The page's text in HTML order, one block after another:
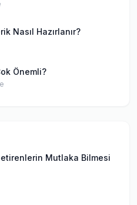
Nasıl Hazırlanır?
Önemli?
Mutlaka Bilmesi